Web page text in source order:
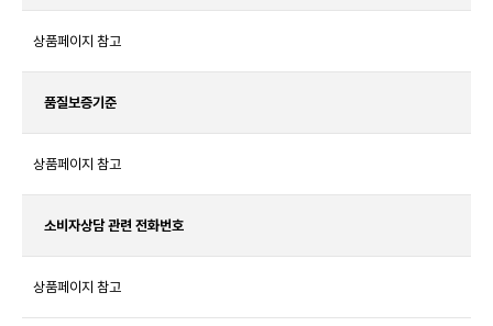
상품페이지 참고
품질보증기준
상품페이지 참고
소비자상담 관련 전화번호
상품페이지 참고